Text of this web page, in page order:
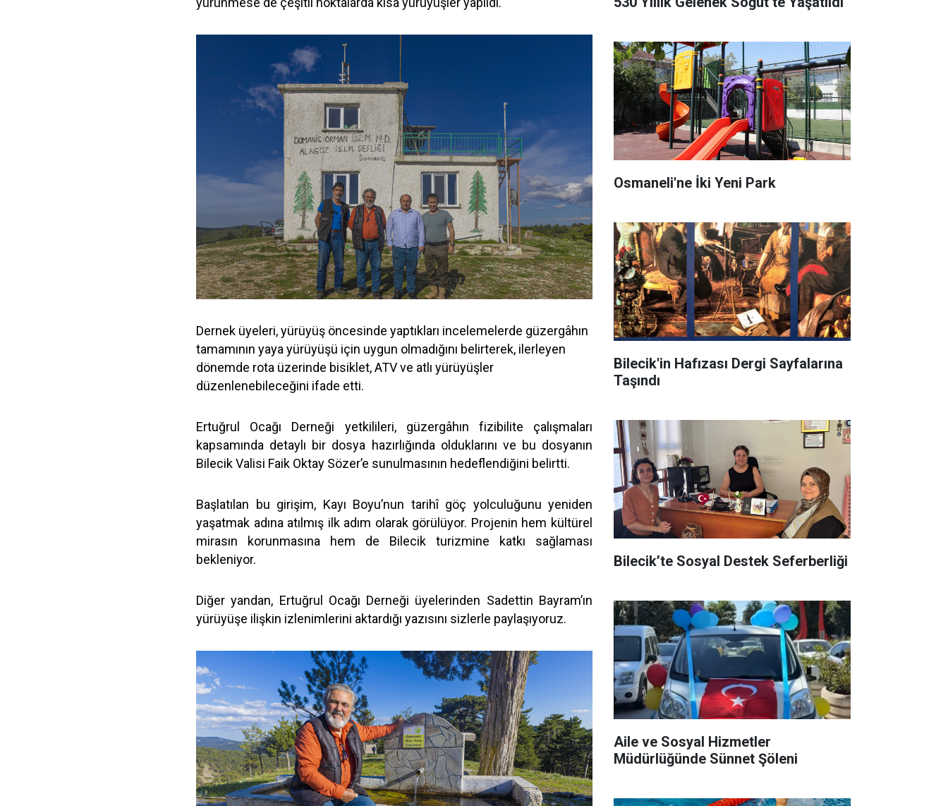
Dernek üyeleri, yürüyüş öncesinde yaptıkları incelemelerde güzergâhın
tamamının yaya yürüyüşü için uygun olmadığını belirterek, ilerleyen
dönemde rota üzerinde bisiklet, ATV ve atlı yürüyüşler
düzenlenebileceğini ifade etti.
Ertuğrul Ocağı Derneği yetkilileri, güzergâhın fizibilite çalışmaları
kapsamında detaylı bir dosya hazırlığında olduklarını ve bu dosyanın
Bilecik Valisi Faik Oktay Sözer’e sunulmasının hedeflendiğini belirtti.
Başlatılan bu girişim, Kayı Boyu’nun tarihî göç yolculuğunu yeniden
yaşatmak adına atılmış ilk adım olarak görülüyor. Projenin hem kültürel
mirasın korunmasına hem de Bilecik turizmine katkı sağlaması
bekleniyor.
Diğer yandan, Ertuğrul Ocağı Derneği üyelerinden Sadettin Bayram’ın
yürüyüşe ilişkin izlenimlerini aktardığı yazısını sizlerle paylaşıyoruz.
Osmaneli'ne İki Yeni Park
Bilecik'in Hafızası Dergi Sayfalarına
Taşındı
Bilecik’te Sosyal Destek Seferberliği
Aile ve Sosyal Hizmetler
Müdürlüğünde Sünnet Şöleni